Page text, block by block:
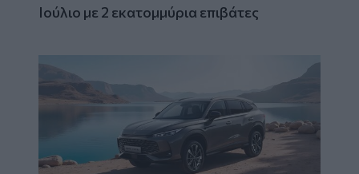
Ιούλιο με 2 εκατομμύρια επιβάτες